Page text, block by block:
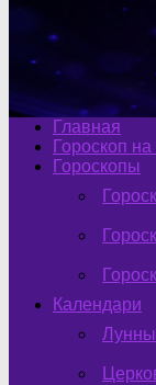
Главная
Гороскоп
Гороскопы
Календари